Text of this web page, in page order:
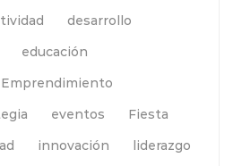
desarrollo
educación
Emprendimiento
eventos
Fiesta
innovación
liderazgo